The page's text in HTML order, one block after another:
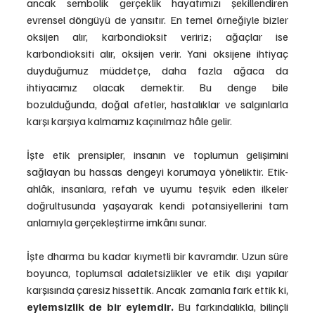
evrensel döngüyü de yansıtır. En temel örneğiyle bizler
oksijen alır, karbondioksit veririz; ağaçlar ise
karbondioksiti alır, oksijen verir. Yani oksijene ihtiyaç
duyduğumuz müddetçe, daha fazla ağaca da
ihtiyacımız olacak demektir. Bu denge bile
bozulduğunda, doğal afetler, hastalıklar ve salgınlarla
karşı karşıya kalmamız kaçınılmaz hâle gelir.
İşte etik prensipler, insanın ve toplumun gelişimini
sağlayan bu hassas dengeyi korumaya yöneliktir. Etik-
ahlâk, insanlara, refah ve uyumu teşvik eden ilkeler
doğrultusunda yaşayarak kendi potansiyellerini tam
anlamıyla gerçekleştirme imkânı sunar.
İşte dharma bu kadar kıymetli bir kavramdır. Uzun süre
boyunca, toplumsal adaletsizlikler ve etik dışı yapılar
eylemsizlik de bir eylemdir. Bu farkındalıkla, bilinçli